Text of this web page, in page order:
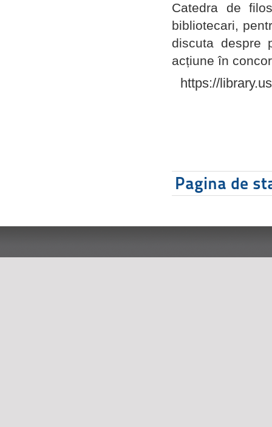
Catedra de
bibliotecari,
discuta despre
acțiune în
https://
Pagina de